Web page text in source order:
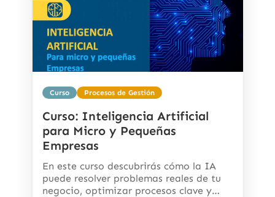
Curso Procesos de Gestión
Curso: Inteligencia Artificial
para Micro y Pequeñas
Empresas
En este curso descubrirás cómo la IA
puede resolver problemas reales de tu
negocio, optimizar procesos clave y